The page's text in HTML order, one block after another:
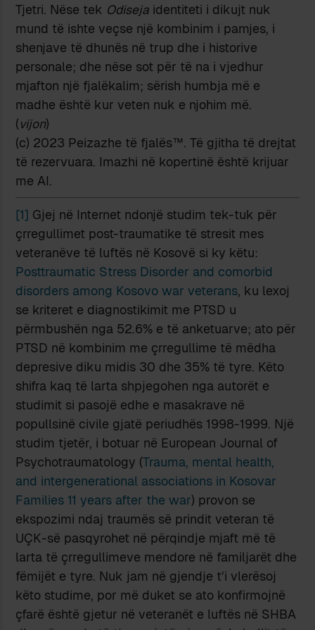
Tjetri. Nëse tek Odiseja identiteti i dikujt nuk
mund të ishte veçse një kombinim i pamjes, i
shenjave të dhunës në trup dhe i historive
personale; dhe nëse sot për të na i vjedhur
mjafton një fjalëkalim; sërish humbja më e
madhe është kur veten nuk e njohim më.
(vijon)
(c) 2023 Peizazhe të fjalës™. Të gjitha të drejtat
të rezervuara. Imazhi në kopertinë është krijuar
me AI.
[1] Gjej në Internet ndonjë studim tek-tuk për
çrregullimet post-traumatike të stresit mes
veteranëve të luftës në Kosovë si ky këtu:
Posttraumatic Stress Disorder and comorbid
disorders among Kosovo war veterans, ku lexoj
se kriteret e diagnostikimit me PTSD u
përmbushën nga 52.6% e të anketuarve; ato për
PTSD në kombinim me çrregullime të mëdha
depresive diku midis 30 dhe 35% të tyre. Këto
shifra kaq të larta shpjegohen nga autorët e
studimit si pasojë edhe e masakrave në
popullsinë civile gjatë periudhës 1998-1999. Një
studim tjetër, i botuar në European Journal of
Psychotraumatology (Trauma, mental health,
and intergenerational associations in Kosovar
Families 11 years after the war) provon se
ekspozimi ndaj traumës së prindit veteran të
UÇK-së pasqyrohet në përqindje mjaft më të
larta të çrregullimeve mendore në familjarët dhe
fëmijët e tyre. Nuk jam në gjendje t’i vlerësoj
këto studime, por më duket se ato konfirmojnë
çfarë është gjetur në veteranët e luftës në SHBA